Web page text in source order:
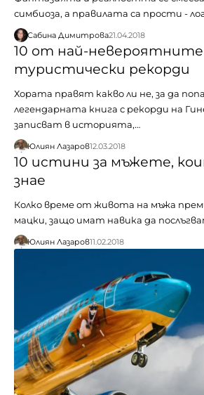
симбиоза, а правилата са прости -
Сабина Димитрова21.04.2018
10 от най-невероятните
туристически рекорди
Хората правят какво ли не, за да
легендарната книга с рекорди на
записват в историята,…
Юлиян Лазаров12.03.2018
10 истини за мъжете,
знае
Колко време от живота на мъжа
мацки, защо имат навика да
Юлиян Лазаров11.02.2018